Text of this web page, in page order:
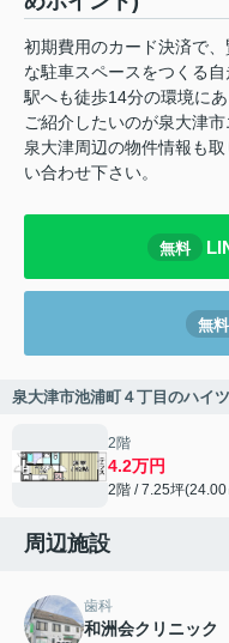
初期費用のカード決済で
な駐車スペースをつくる
駅へも徒歩14分の環境に
ご紹介したいのが泉大津
泉大津周辺の物件情報も
い合わせ下さい。
無料
無料
泉大津市池浦町４丁目のハイ
2階
4.2万円
2階 / 7.25坪
周辺施設
歯科
和洲会クリニック